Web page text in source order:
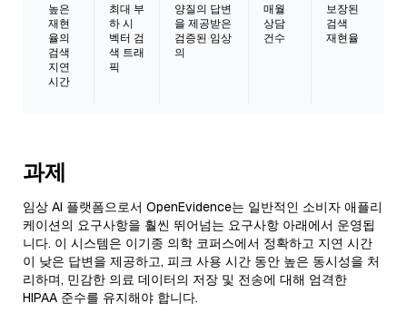
높은
재현
율의
검색
지연
시간
최대 부
하 시
벡터 검
색 트래
픽
양질의 답변
을 제공받은
검증된 임상
의
매월
상담
건수
보장된
검색
재현율
과제
임상 AI 플랫폼으로서 OpenEvidence는 일반적인 소비자 애플리
케이션의 요구사항을 훨씬 뛰어넘는 요구사항 아래에서 운영됩
니다. 이 시스템은 이기종 의학 코퍼스에서 정확하고 지연 시간
이 낮은 답변을 제공하고, 피크 사용 시간 동안 높은 동시성을 처
리하며, 민감한 의료 데이터의 저장 및 전송에 대해 엄격한
HIPAA 준수를 유지해야 합니다.